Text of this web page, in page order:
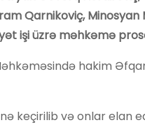
Qarnikoviç,
işi üzrə məhkəmə
hakim
keçirilib və onlar elan